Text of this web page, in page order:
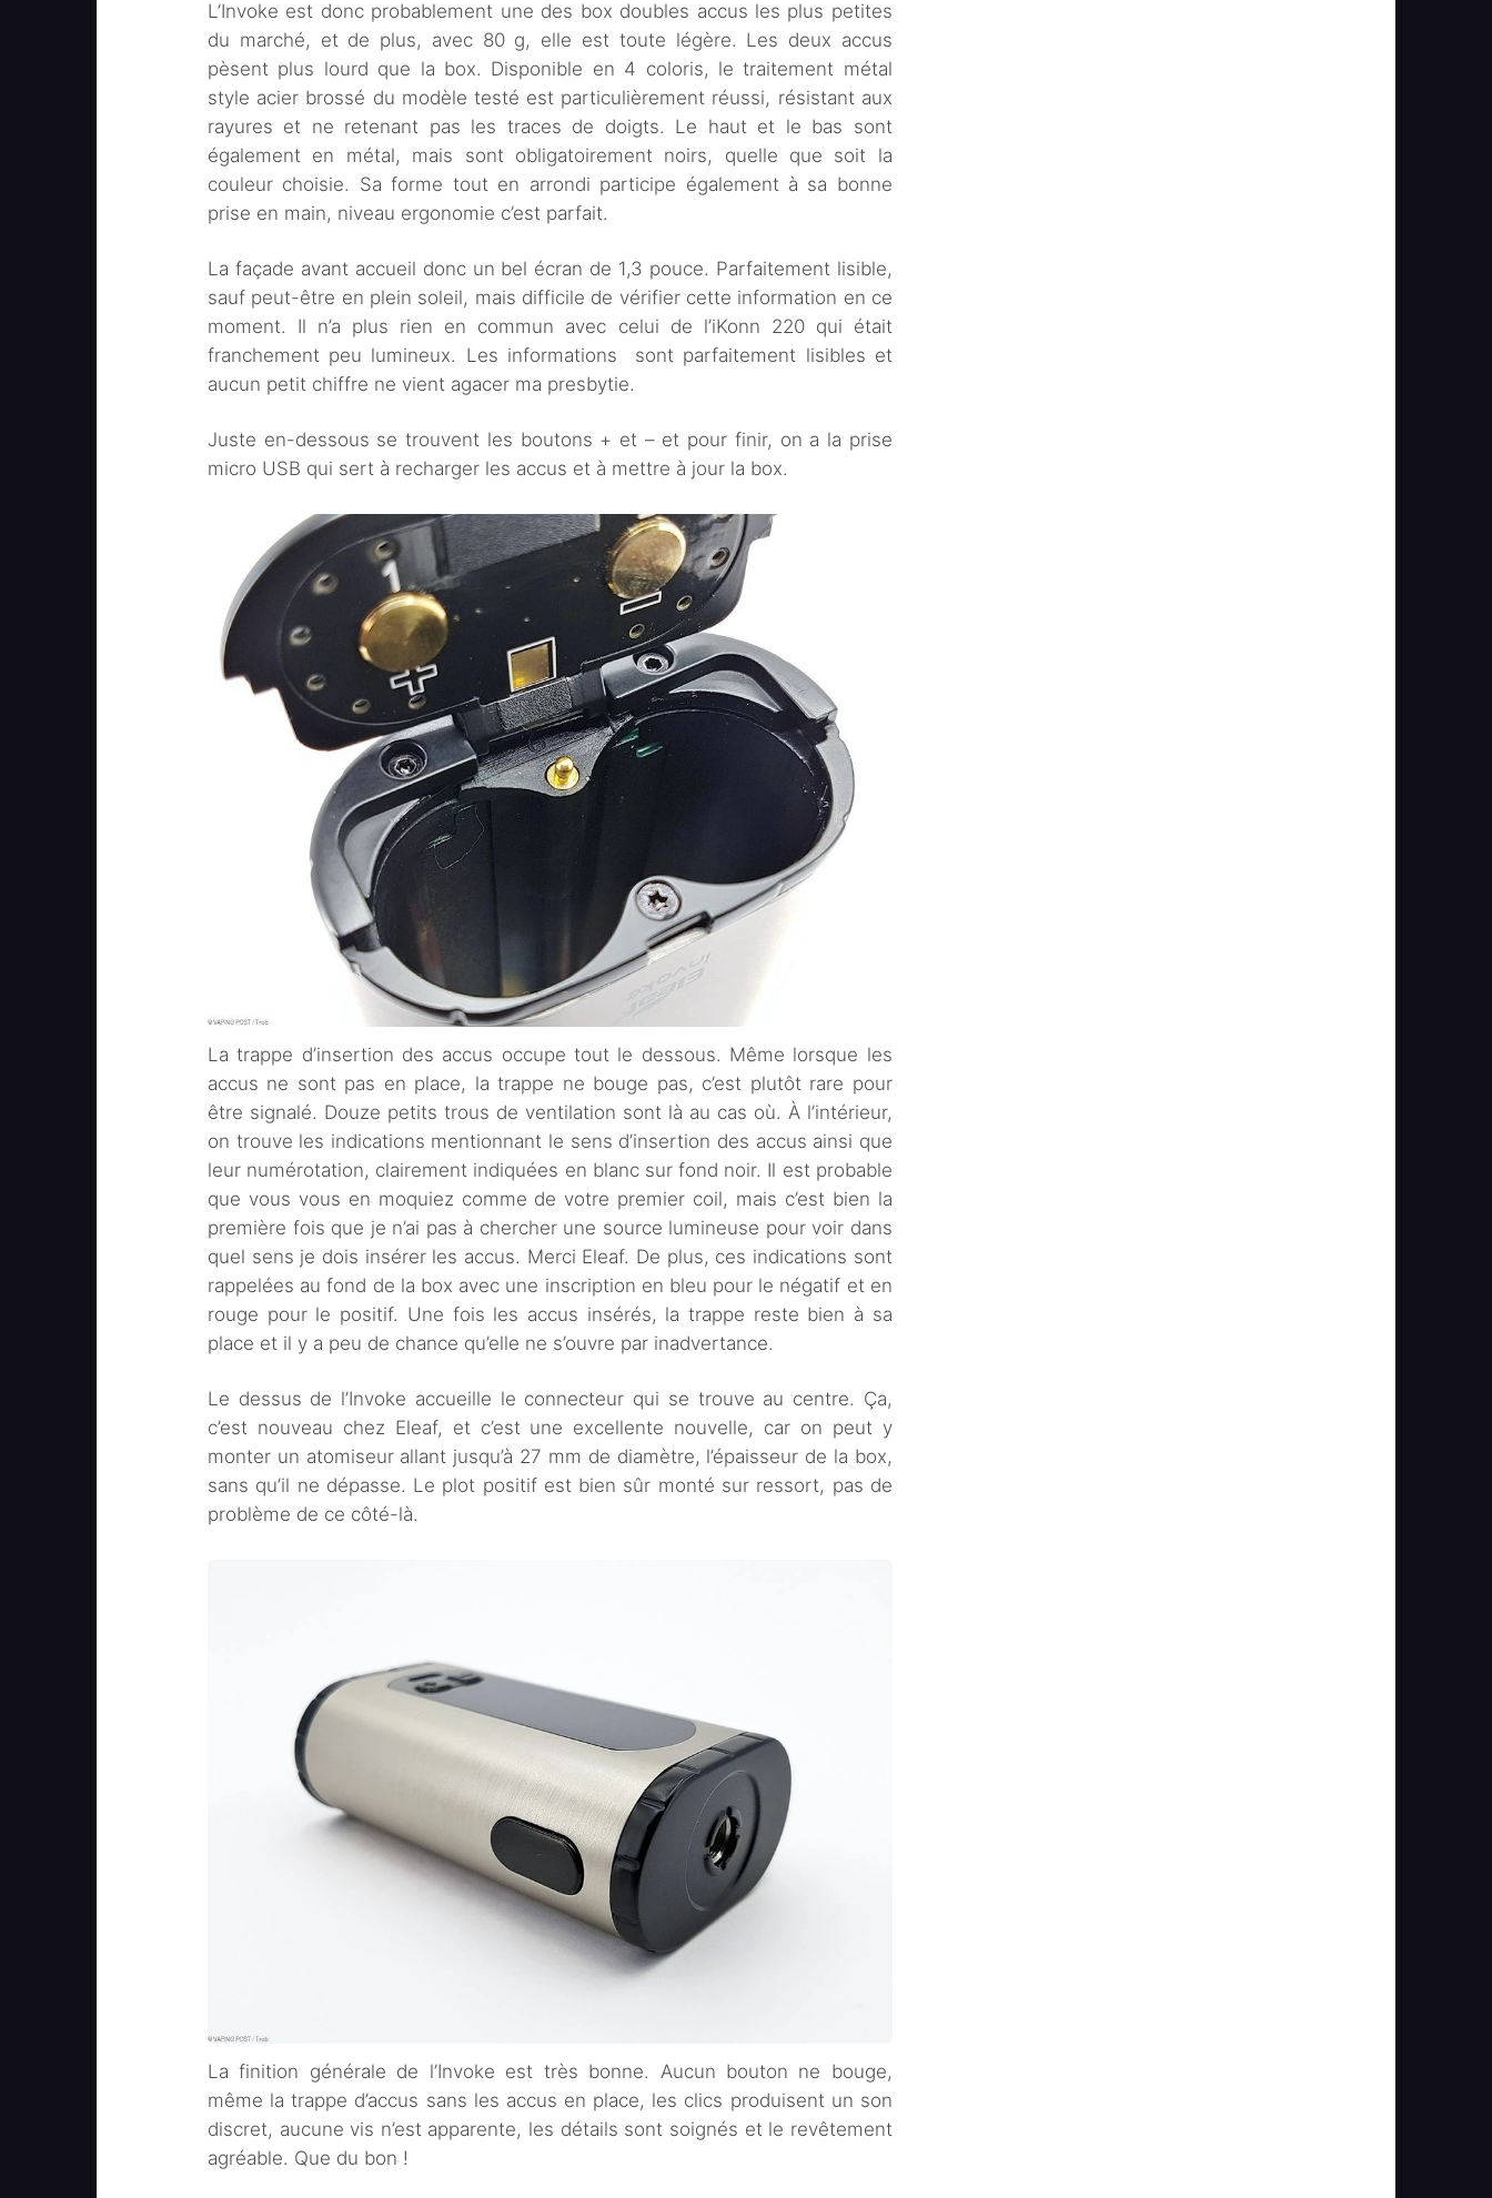
L’Invoke est donc probablement une des box doubles accus les plus petites
du marché, et de plus, avec 80 g, elle est toute légère. Les deux accus
pèsent plus lourd que la box. Disponible en 4 coloris, le traitement métal
style acier brossé du modèle testé est particulièrement réussi, résistant aux
rayures et ne retenant pas les traces de doigts. Le haut et le bas sont
également en métal, mais sont obligatoirement noirs, quelle que soit la
couleur choisie. Sa forme tout en arrondi participe également à sa bonne
prise en main, niveau ergonomie c’est parfait.
La façade avant accueil donc un bel écran de 1,3 pouce. Parfaitement lisible,
sauf peut-être en plein soleil, mais difficile de vérifier cette information en ce
moment. Il n’a plus rien en commun avec celui de l’iKonn 220 qui était
franchement peu lumineux. Les informations sont parfaitement lisibles et
aucun petit chiffre ne vient agacer ma presbytie.
Juste en-dessous se trouvent les boutons + et – et pour finir, on a la prise
micro USB qui sert à recharger les accus et à mettre à jour la box.
La trappe d’insertion des accus occupe tout le dessous. Même lorsque les
accus ne sont pas en place, la trappe ne bouge pas, c’est plutôt rare pour
être signalé. Douze petits trous de ventilation sont là au cas où. À l’intérieur,
on trouve les indications mentionnant le sens d’insertion des accus ainsi que
leur numérotation, clairement indiquées en blanc sur fond noir. Il est probable
que vous vous en moquiez comme de votre premier coil, mais c’est bien la
première fois que je n’ai pas à chercher une source lumineuse pour voir dans
quel sens je dois insérer les accus. Merci Eleaf. De plus, ces indications sont
rappelées au fond de la box avec une inscription en bleu pour le négatif et en
rouge pour le positif. Une fois les accus insérés, la trappe reste bien à sa
place et il y a peu de chance qu’elle ne s’ouvre par inadvertance.
Le dessus de l’Invoke accueille le connecteur qui se trouve au centre. Ça,
c’est nouveau chez Eleaf, et c’est une excellente nouvelle, car on peut y
monter un atomiseur allant jusqu’à 27 mm de diamètre, l’épaisseur de la box,
sans qu’il ne dépasse. Le plot positif est bien sûr monté sur ressort, pas de
problème de ce côté-là.
La finition générale de l’Invoke est très bonne. Aucun bouton ne bouge,
même la trappe d’accus sans les accus en place, les clics produisent un son
discret, aucune vis n’est apparente, les détails sont soignés et le revêtement
agréable. Que du bon !